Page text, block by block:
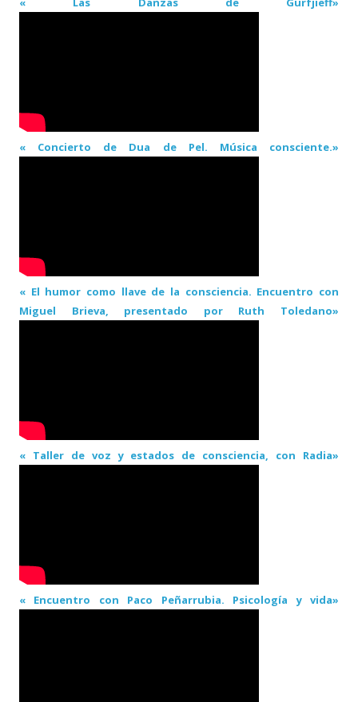
« Concierto de Dua de Pel. Música consciente.»
« El humor como llave de la consciencia. Encuentro con
Miguel Brieva, presentado por Ruth Toledano»
« Taller de voz y estados de consciencia, con Radia»
« Encuentro con Paco Peñarrubia. Psicología y vida»